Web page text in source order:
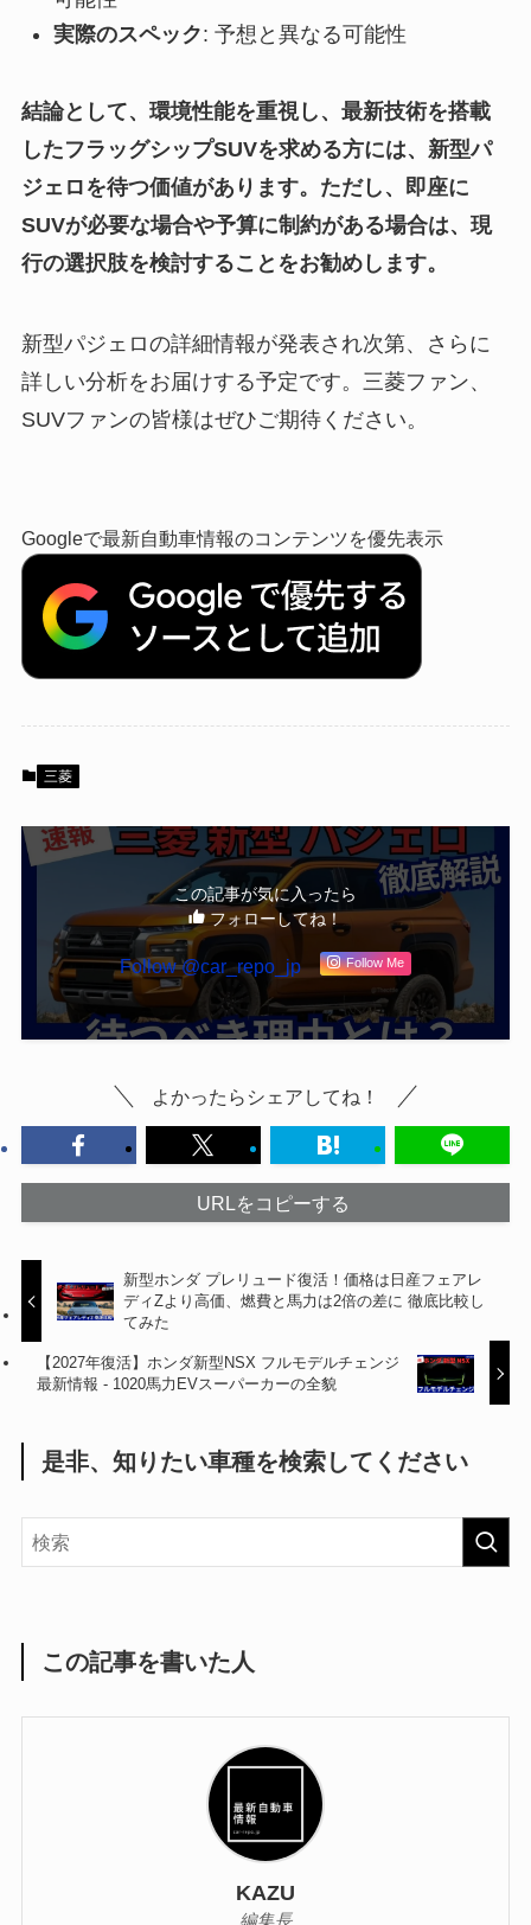
実際のスペック: 予想と異なる可能性
結論として、環境性能を重視し、最新技術を搭載
したフラッグシップSUVを求める方には、新型パ
ジェロを待つ価値があります。ただし、即座に
SUVが必要な場合や予算に制約がある場合は、現
行の選択肢を検討することをお勧めします。
新型パジェロの詳細情報が発表され次第、さらに
詳しい分析をお届けする予定です。三菱ファン、
SUVファンの皆様はぜひご期待ください。
Googleで最新自動車情報のコンテンツを優先表示
三菱
この記事が気に入ったら
フォローしてね！
Follow @car_repo_jp Follow Me
よかったらシェアしてね！
URLをコピーする
新型ホンダ プレリュード復活！価格は日産フェアレ
ディZより高価、燃費と馬力は2倍の差に 徹底比較し
てみた
【2027年復活】ホンダ新型NSX フルモデルチェンジ
最新情報 - 1020馬力EVスーパーカーの全貌
是非、知りたい車種を検索してください
この記事を書いた人
KAZU
編集長